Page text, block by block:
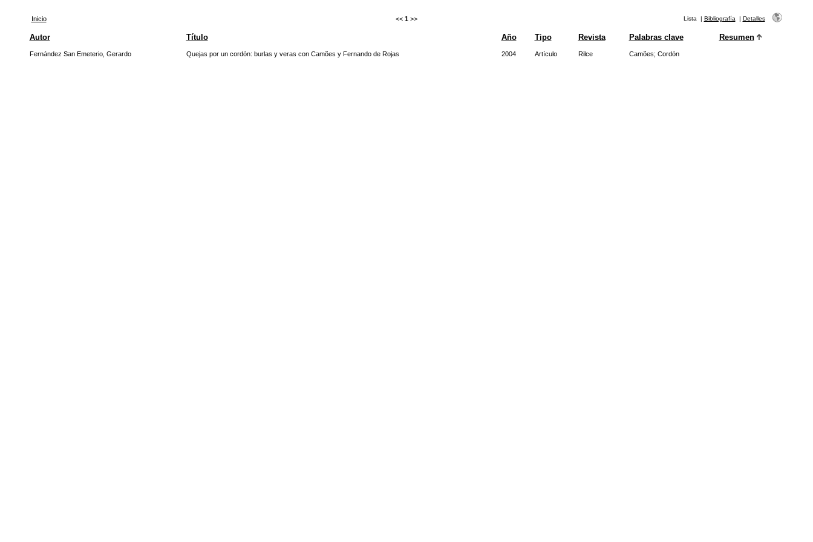
Inicio << 1 >> Lista | Bibliografía | Detalles
Autor Título Año Tipo Revista Palabras clave Resumen
Fernández San Emeterio, Gerardo Quejas por un cordón: burlas y veras con Camões y Fernando de Rojas 2004 Artículo Rilce Camões; Cordón